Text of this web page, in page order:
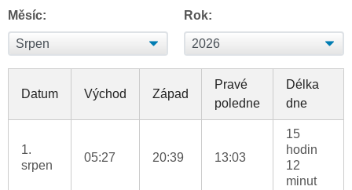
Měsíc: Rok:
Datum Východ Západ
Pravé
poledne
Délka
dne
1.
srpen
05:27 20:39 13:03
15
hodin
12
minut